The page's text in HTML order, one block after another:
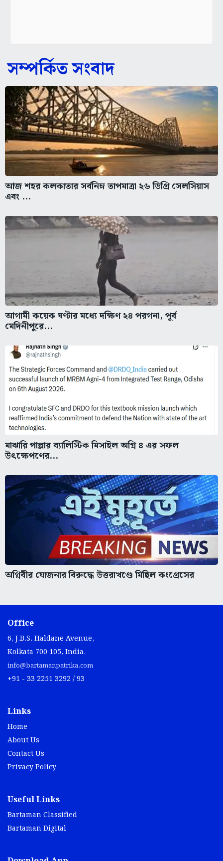
সম্পর্কিত সংবাদ
আজ শহর কলকাতার সর্বনিম্ন তাপমাত্রা ২৬ ডিগ্রি সেলসিয়াস
এবং ...
আগামী কয়েক ঘণ্টার মধ্যে দক্ষিণ ২৪ পরগনা, পূর্ব
মেদিনীপুরে...
মাঝারি পাল্লার ব্যালিস্টিক মিসাইল অগ্নি ৪ এর সফল
উৎক্ষেপণের...
অগ্নিবীর যোজনার বিরুদ্ধে উত্তরাখণ্ডে মিছিল কংগ্রেসের
Office
6, J.B.S. Haldane Avenue,
Kolkata 700 105, India.
info@bartamanpatrika.com
+91 - 33 2251 3292 / 93
Links
Home
About Us
Contact Us
Privacy Policy
Useful Links
Bartaman Classified
Bartaman Digital